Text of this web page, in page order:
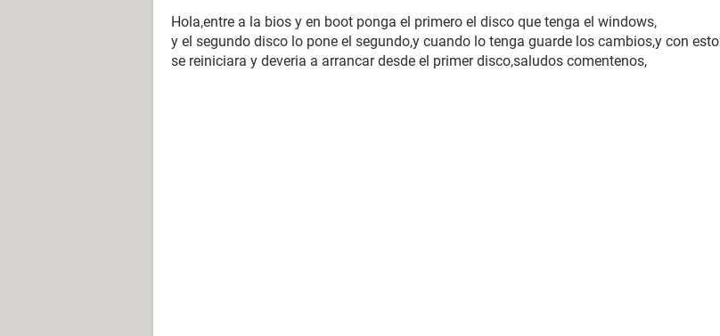
Hola,entre a la bios y en boot ponga el primero el disco que tenga el windows,
y el segundo disco lo pone el segundo,y cuando lo tenga guarde los cambios,y con esto
se reiniciara y deveria a arrancar desde el primer disco,saludos comentenos,